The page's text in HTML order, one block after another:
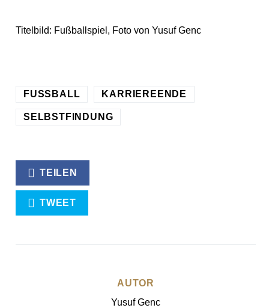
Titelbild: Fußballspiel, Foto von Yusuf Genc
FUSSBALL KARRIEREENDE
SELBSTFINDUNG
TEILEN
TWEET
AUTOR
Yusuf Genc